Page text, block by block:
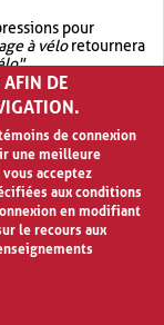
pour
à véloretournera
.
OR.garage OR vélo
à vélo
DE
de connexion
une meilleure
acceptez
aux conditions
en modifiant
le recours aux